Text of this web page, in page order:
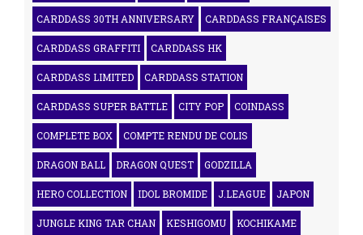
CARDDASS 30TH ANNIVERSARY CARDDASS FRANÇAISES
CARDDASS GRAFFITI CARDDASS HK
CARDDASS LIMITED CARDDASS STATION
CARDDASS SUPER BATTLE CITY POP COINDASS
COMPLETE BOX COMPTE RENDU DE COLIS
DRAGON BALL DRAGON QUEST GODZILLA
HERO COLLECTION IDOL BROMIDE J.LEAGUE JAPON
JUNGLE KING TAR CHAN KESHIGOMU KOCHIKAME